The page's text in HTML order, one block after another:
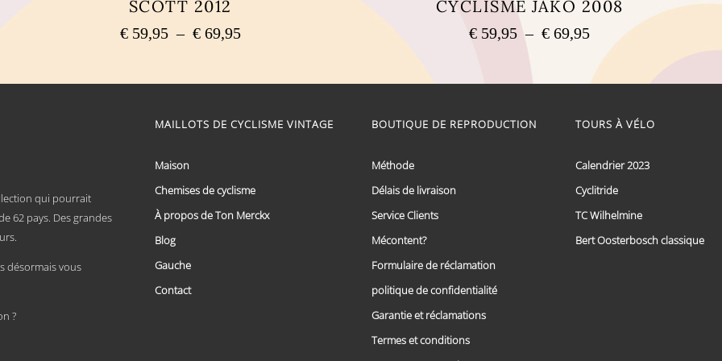
SCOTT 2012
€59,95 – €69,95Plage
€ 59,95
€ 69,95
a
Les
être
choisies
la
produit
CYCLISME JAKO 2008
€ 59,95 – € 69,95Plage
prix :
€ 59,95
€ 69,95
a
Les
qui pourrait
62 pays. Des grandes
désormais vous
?
MAILLOTS DE CYCLISME VINTAGE
Maison
Chemises de cyclisme
À propos de Ton Merckx
Blog
Gauche
Contact
BOUTIQUE DE REPRODUCTION
Méthode
Délais de livraison
Service Clients
Mécontent?
Formulaire de réclamation
politique de confidentialité
Garantie et réclamations
Termes et conditions
TOURS À VÉLO
Calendrier 2023
Cyclitride
TC Wilhelmine
Bert Oosterbosch classique